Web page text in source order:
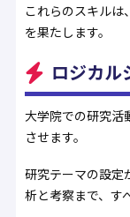
これらのスキルは
を果たします。
ロジカル
大学院での研究活
させます。
研究テーマの設定
析と考察まで、す